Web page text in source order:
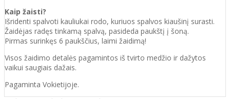
Kaip žaisti?
Išridenti spalvoti kauliukai rodo, kuriuos spalvos kiaušinį surasti.
Žaidėjas radęs tinkamą spalvą, pasideda paukštį į šoną.
Pirmas surinkęs 6 paukščius, laimi žaidimą!
Visos žaidimo detalės pagamintos iš tvirto medžio ir dažytos
vaikui saugiais dažais.
Pagaminta Vokietijoje.